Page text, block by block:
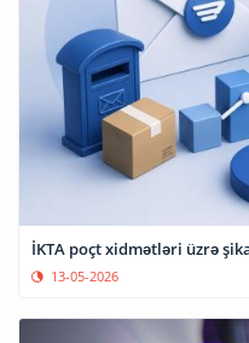
İKTA poçt xidmətləri üzrə
13-05-2026